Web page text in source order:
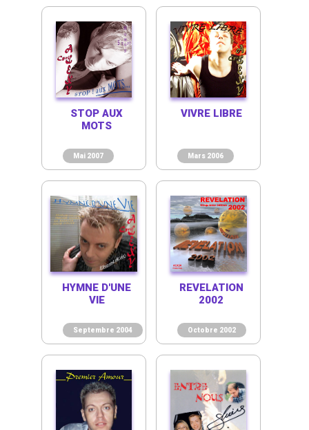
Mai 2007
STOP AUX
MOTS
Mars 2006
VIVRE LIBRE
Septembre 2004
HYMNE D'UNE
VIE
Octobre 2002
REVELATION
2002